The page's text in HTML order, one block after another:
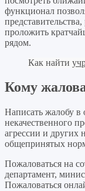
функционал
проложить
рядом.
Как найти
Кому
Написать жалобу в
некачественного
агрессии и других
общепринятых
Пожаловаться на
департамент,
Пожаловаться